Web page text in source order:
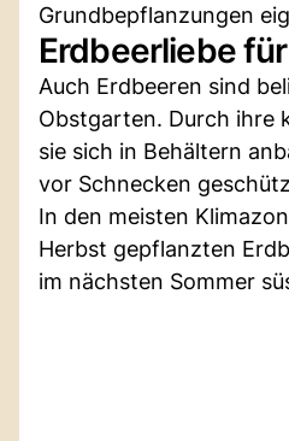
Grundbepflanzungen
Erdbeerliebe
Auch Erdbeeren sind
Obstgarten. Durch ihre
sie sich in Behältern
vor Schnecken
In den meisten
Herbst gepflanzten
im nächsten Sommer